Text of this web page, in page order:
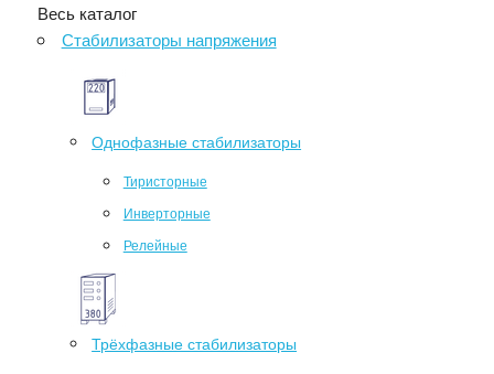
Весь каталог
Стабилизаторы напряжения
Однофазные стабилизаторы
Тиристорные
Инверторные
Релейные
Трёхфазные стабилизаторы